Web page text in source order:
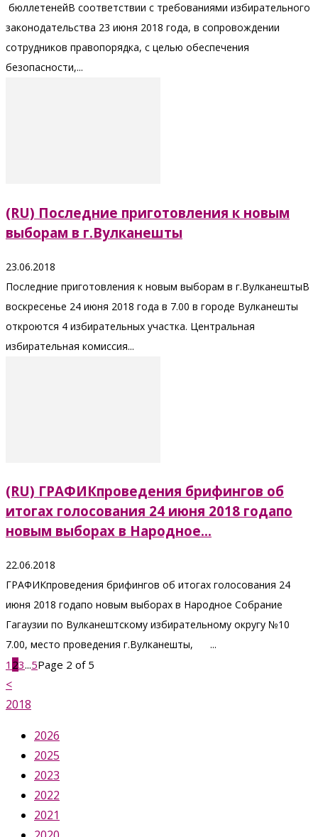
бюллетенейВ соответствии с требованиями избирательного
законодательства 23 июня 2018 года, в сопровождении
сотрудников правопорядка, с целью обеспечения
безопасности,...
(RU) Последние приготовления к новым
выборам в г.Вулканешты
23.06.2018
Последние приготовления к новым выборам в г.ВулканештыВ
воскресенье 24 июня 2018 года в 7.00 в городе Вулканешты
откроются 4 избирательных участка. Центральная
избирательная комиссия...
(RU) ГРАФИКпроведения брифингов об
итогах голосования 24 июня 2018 годапо
новым выборах в Народное...
22.06.2018
ГРАФИКпроведения брифингов об итогах голосования 24
июня 2018 годапо новым выборах в Народное Собрание
Гагаузии по Вулканештскому избирательному округу №10
7.00, место проведения г.Вулканешты, ...
1 23...5Page 2 of 5
<
2018
2026
2025
2023
2022
2021